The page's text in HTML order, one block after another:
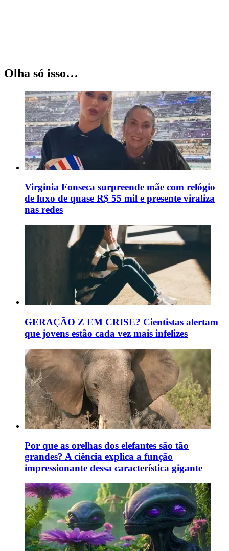
Olha só isso…
Virginia Fonseca surpreende mãe com relógio
de luxo de quase R$ 55 mil e presente viraliza
nas redes
GERAÇÃO Z EM CRISE? Cientistas alertam
que jovens estão cada vez mais infelizes
Por que as orelhas dos elefantes são tão
grandes? A ciência explica a função
impressionante dessa característica gigante